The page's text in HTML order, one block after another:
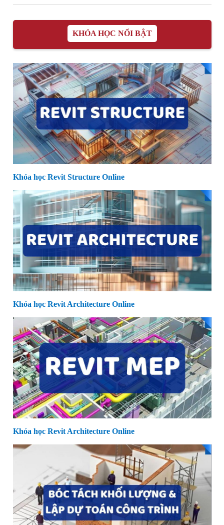
KHÓA HỌC NỔI BẬT
Khóa học Revit Structure Online
Khóa học Revit Architecture Online
Khóa học Revit Architecture Online